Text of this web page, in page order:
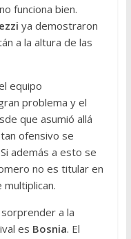
funciona bien.
ya demostraron
a la altura de las
equipo
problema y el
que asumió allá
ofensivo se
además a esto se
no es titular en
a la
es Bosnia. El